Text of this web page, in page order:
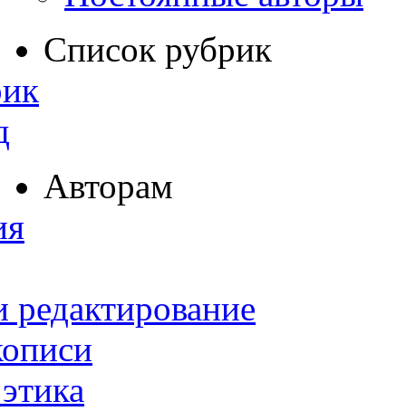
Список рубрик
Авторам
редактирование